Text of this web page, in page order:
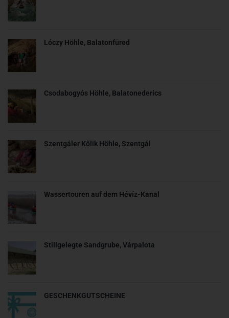
Lóczy Höhle, Balatonfüred
Csodabogyós Höhle, Balatonederics
Szentgáler Kőlik Höhle, Szentgál
Wassertouren auf dem Hévíz-Kanal
Stillgelegte Sandgrube, Várpalota
GESCHENKGUTSCHEINE